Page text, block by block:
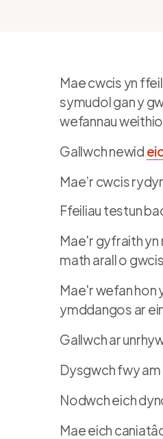
Mae cwcis yn
symudol gan y
wefannau
Gallwch newid
Mae’r cwcis
Ffeiliau testun
Mae'r gyfraith yn
math arall o
Mae'r wefan hon
ymddangos ar
Gallwch ar
Dysgwch fwy
Nodwch eich
Mae eich